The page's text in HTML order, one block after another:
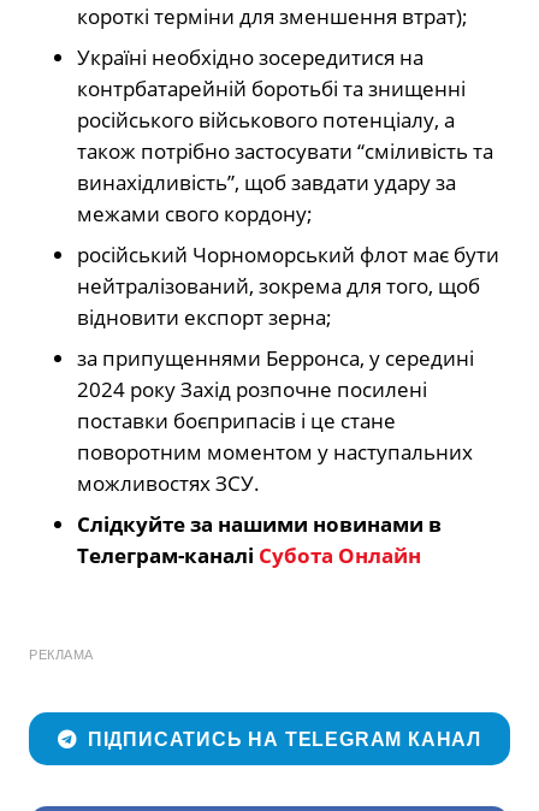
короткі терміни для зменшення втрат);
Україні необхідно зосередитися на
контрбатарейній боротьбі та знищенні
російського військового потенціалу, а
також потрібно застосувати “сміливість та
винахідливість”, щоб завдати удару за
межами свого кордону;
російський Чорноморський флот має бути
нейтралізований, зокрема для того, щоб
відновити експорт зерна;
за припущеннями Берронса, у середині
2024 року Захід розпочне посилені
поставки боєприпасів і це стане
поворотним моментом у наступальних
можливостях ЗСУ.
Слідкуйте за нашими новинами в
Телеграм-каналі Субота Онлайн
РЕКЛАМА
ПІДПИСАТИСЬ НА TELEGRAM КАНАЛ